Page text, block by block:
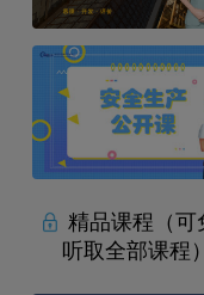
精品课程 （
听取全部课程）